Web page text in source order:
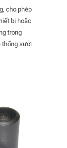
cho phép
bị hoặc
trong
thống sưởi